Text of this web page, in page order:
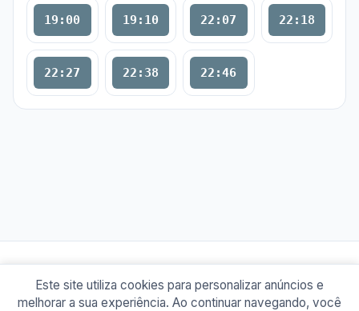
19:00 19:10 22:07 22:18
22:27 22:38 22:46
© 2026 Busão BR
Este site utiliza cookies para personalizar anúncios e
melhorar a sua experiência. Ao continuar navegando, você